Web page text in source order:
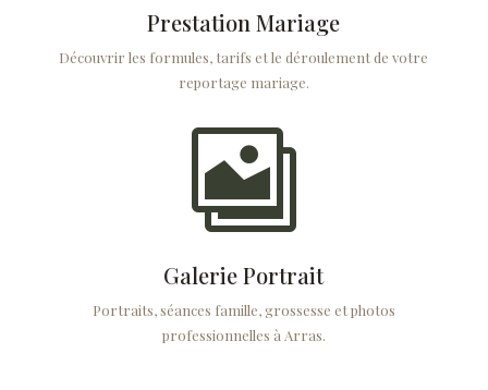
Prestation Mariage
Découvrir les formules, tarifs et le déroulement de votre
reportage mariage.

Galerie Portrait
Portraits, séances famille, grossesse et photos
professionnelles à Arras.